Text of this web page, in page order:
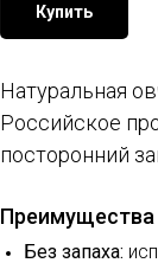
Купить
Натуральная
Российское
посторонний
Преимущества
Без запаха: